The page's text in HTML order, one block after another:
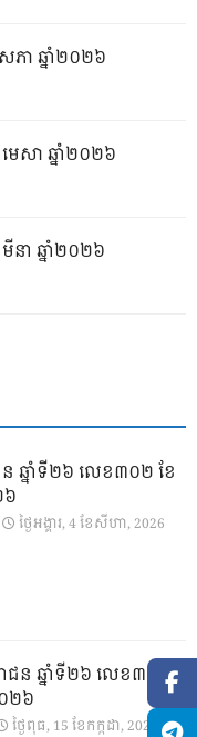
ភា ឆ្នាំ២០២៦
េសា ឆ្នាំ២០២៦
នា ឆ្នាំ២០២៦
ន ឆ្នាំទី២៦ លេខ៣០២ ខែ
៦
ថ្ងៃ​អង្គារ, 4 ខែ​សីហា, 2026
ាជន ឆ្នាំទី២៦ លេខ៣០១
២៦
ថ្ងៃ​ពុធ, 15 ខែ​កក្កដា, 2026